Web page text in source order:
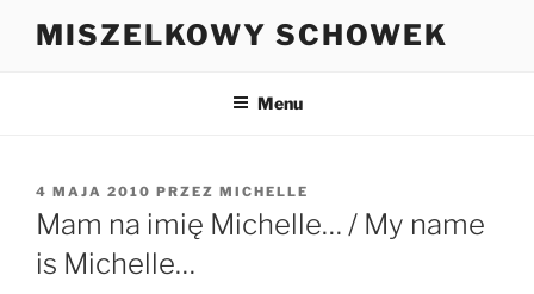
MISZELKOWY SCHOWEK
Menu
OPUBLIKOWANE
W
4 MAJA 2010 PRZEZ MICHELLE
Mam na imię Michelle… / My name
is Michelle…